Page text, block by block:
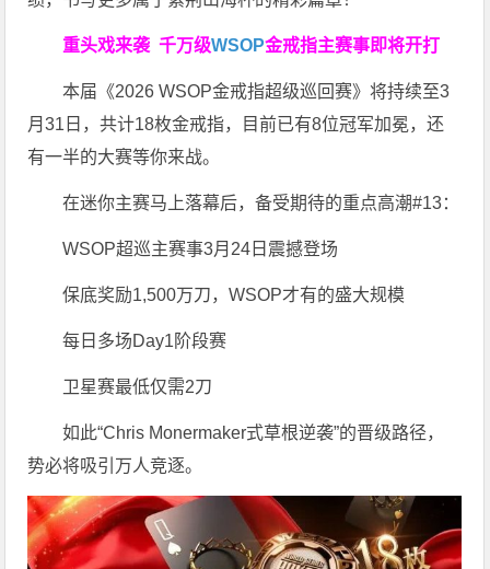
重头戏来袭千万级WSOP金戒指主赛事即将开打
本届《2026 WSOP金戒指超级巡回赛》将持续至3
月31日，共计18枚金戒指，目前已有8位冠军加冕，还
有一半的大赛等你来战。
在迷你主赛马上落幕后，备受期待的重点高潮#13：
WSOP超巡主赛事3月24日震撼登场
保底奖励1,500万刀，WSOP才有的盛大规模
每日多场Day1阶段赛
卫星赛最低仅需2刀
如此“Chris Monermaker式草根逆袭”的晋级路径，
势必将吸引万人竞逐。